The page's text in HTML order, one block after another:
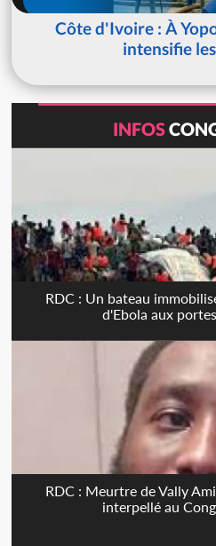
Côte d'Ivoire : À
intensifie
INFOS
RDC : Un bateau
d'Ebola aux
RDC : Meurtre de Vally
interpellé au